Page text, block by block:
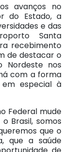
avanços no
do Estado, a
e das
Santa
recebimento
de destacar o
Nordeste nos
com a forma
especial à
Federal mude
Brasil, somos
que o
que a saúde